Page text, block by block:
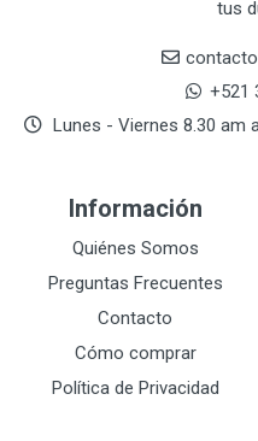
DEWALT ACCESORIOS
DEWALT HTA.MANUAL
DREMEL
E-Z WELD
EATON (COOPER-HARROW
EATON ROYER
tus
+521
Lunes - Viernes 8.30 am
Información
Quiénes Somos
Preguntas Frecuentes
Contacto
Cómo comprar
Política de Privacidad